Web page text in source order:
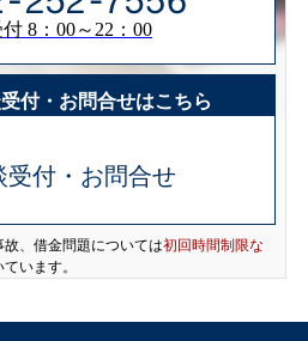
8：00～22：00
付・お問合せはこちら
受付・お問合せ
、借金問題については初回時間制限な
います。